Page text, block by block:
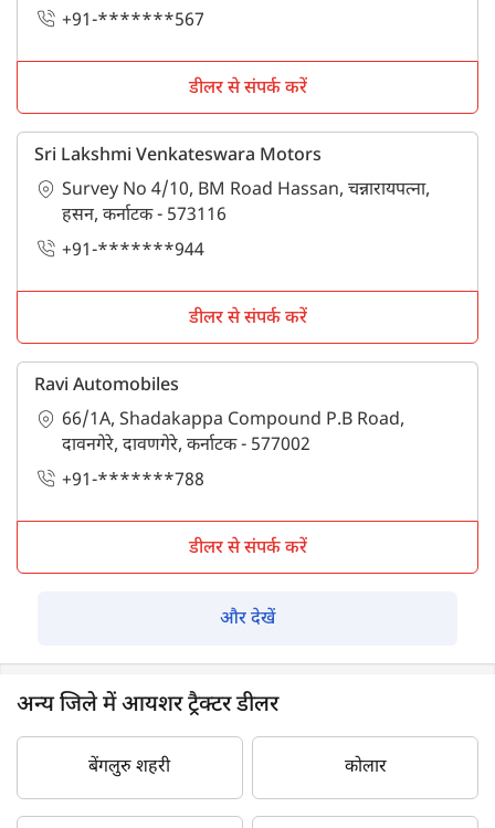
+91-*******567
डीलर से संपर्क करें
Sri Lakshmi Venkateswara Motors
Survey No 4/10, BM Road Hassan, चन्नारायपत्ना,
हसन, कर्नाटक - 573116
+91-*******944
डीलर से संपर्क करें
Ravi Automobiles
66/1A, Shadakappa Compound P.B Road,
दावनगेरे, दावणगेरे, कर्नाटक - 577002
+91-*******788
डीलर से संपर्क करें
और देखें
अन्य जिले में आयशर ट्रैक्टर डीलर
बेंगलुरु शहरी कोलार